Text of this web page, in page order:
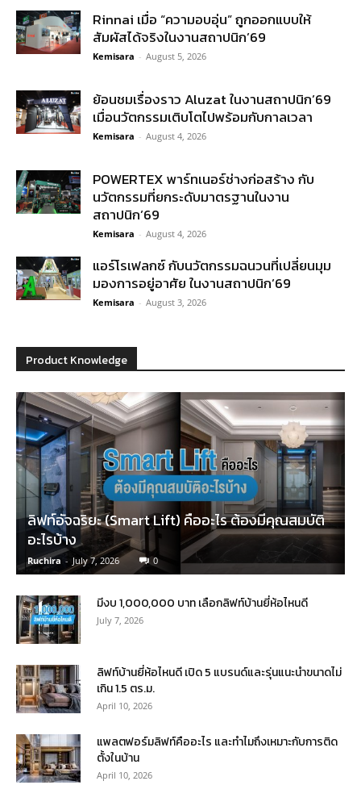
Rinnai เมื่อ “ความอบอุ่น” ถูกออกแบบให้
สัมผัสได้จริงในงานสถาปนิก’69
Kemisara - August 5, 2026
ย้อนชมเรื่องราว Aluzat ในงานสถาปนิก’69
เมื่อนวัตกรรมเติบโตไปพร้อมกับกาลเวลา
Kemisara - August 4, 2026
POWERTEX พาร์ทเนอร์ช่างก่อสร้าง กับ
นวัตกรรมที่ยกระดับมาตรฐานในงาน
สถาปนิก’69
Kemisara - August 4, 2026
แอร์โรเฟลกซ์ กับนวัตกรรมฉนวนที่เปลี่ยนมุม
มองการอยู่อาศัย ในงานสถาปนิก’69
Kemisara - August 3, 2026
Product Knowledge
ลิฟท์อัจฉริยะ (Smart Lift) คืออะไร ต้องมีคุณสมบัติ
อะไรบ้าง
Ruchira - July 7, 2026 0
มีงบ 1,000,000 บาท เลือกลิฟท์บ้านยี่ห้อไหนดี
July 7, 2026
ลิฟท์บ้านยี่ห้อไหนดี เปิด 5 แบรนด์และรุ่นแนะนำขนาดไม่
เกิน 1.5 ตร.ม.
April 10, 2026
แพลตฟอร์มลิฟท์คืออะไร และทำไมถึงเหมาะกับการติด
ตั้งในบ้าน
April 10, 2026